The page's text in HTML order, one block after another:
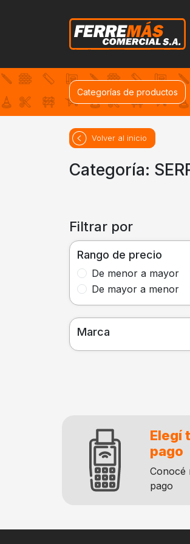
Categorías de productos
Volver al inicio
Categoría:
Filtrar por
Rango de precio
De menor a mayor
De mayor a menor
Marca
Elegí
pago
Conocé
pago